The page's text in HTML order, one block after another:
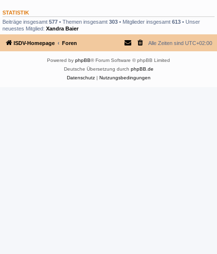
STATISTIK
Beiträge insgesamt 577 • Themen insgesamt 303 • Mitglieder insgesamt 613 • Unser
neuestes Mitglied: Xandra Baier
ISDV-Homepage Foren Alle Zeiten sind UTC+02:00
Powered by phpBB® Forum Software © phpBB Limited
Deutsche Übersetzung durch phpBB.de
Datenschutz| Nutzungsbedingungen